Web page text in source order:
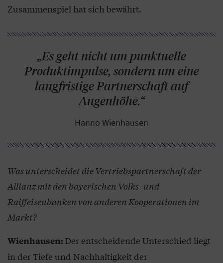
Zusammenspiel hat sich bewährt.
„Es geht nicht um punktuelle
Produktimpulse, sondern um eine
langfristige Partnerschaft auf
Augenhöhe.“
Hanno Wienhausen
Was unterscheidet die Vertriebspartnerschaft der
Allianz mit den bayerischen Volks- und
Raiffeisenbanken von anderen Kooperationen im
Markt?
Wienhausen:Der entscheidende Unterschied liegt
in der Tiefe und Nachhaltigkeit der